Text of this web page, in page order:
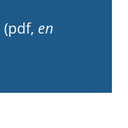
(pdf, en